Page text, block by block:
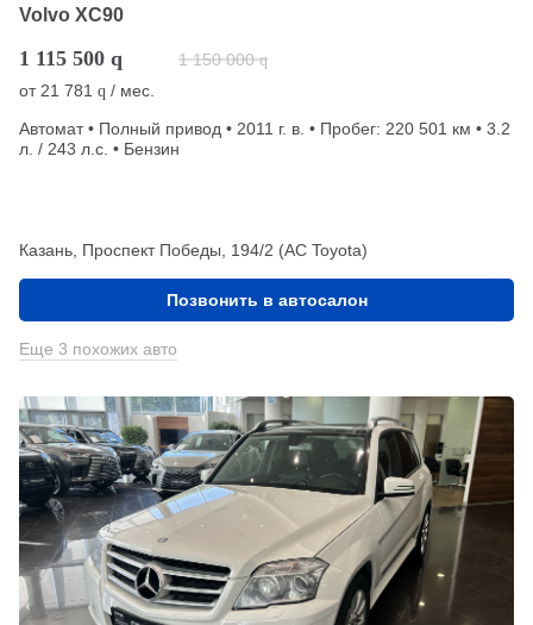
Volvo XC90
1 115 500 q 1 150 000 q
от 21 781 q / мес.
Автомат • Полный привод • 2011 г. в. • Пробег: 220 501 км • 3.2
л. / 243 л.с. • Бензин
Казань, Проспект Победы, 194/2 (АС Toyota)
Позвонить в автосалон
Еще 3 похожих авто